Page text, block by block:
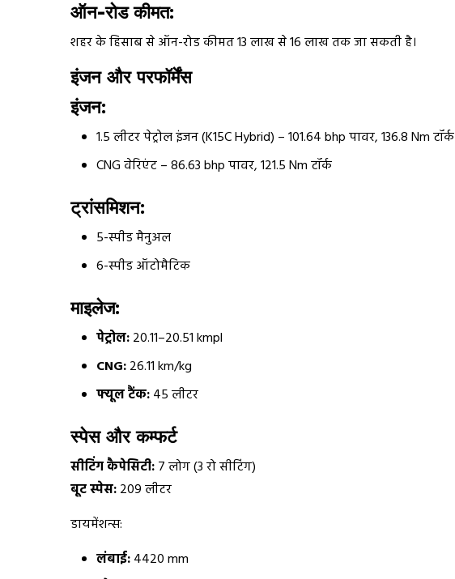
ऑन-रोड कीमत:
शहर के हिसाब से ऑन-रोड कीमत ₹13 लाख से ₹16 लाख तक जा सकती है।
इंजन और परफॉर्मेंस
इंजन:
1.5 लीटर पेट्रोल इंजन (K15C Hybrid) – 101.64 bhp पावर, 136.8 Nm टॉर्क
CNG वेरिएंट – 86.63 bhp पावर, 121.5 Nm टॉर्क
ट्रांसमिशन:
5-स्पीड मैनुअल
6-स्पीड ऑटोमैटिक
माइलेज:
पेट्रोल:20.11–20.51 kmpl
CNG:26.11 km/kg
फ्यूल टैंक:45 लीटर
स्पेस और कम्फर्ट
सीटिंग कैपेसिटी:7 लोग (3 रो सीटिंग)
बूट स्पेस:209 लीटर
डायमेंशन्स:
लंबाई:4420 mm